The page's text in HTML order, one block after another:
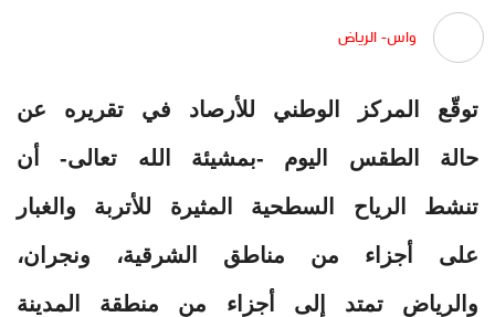
واس- الرياض
توقّع المركز الوطني للأرصاد في تقريره عن
حالة الطقس اليوم -بمشيئة الله تعالى- أن
تنشط الرياح السطحية المثيرة للأتربة والغبار
على أجزاء من مناطق الشرقية، ونجران،
والرياض تمتد إلى أجزاء من منطقة المدينة